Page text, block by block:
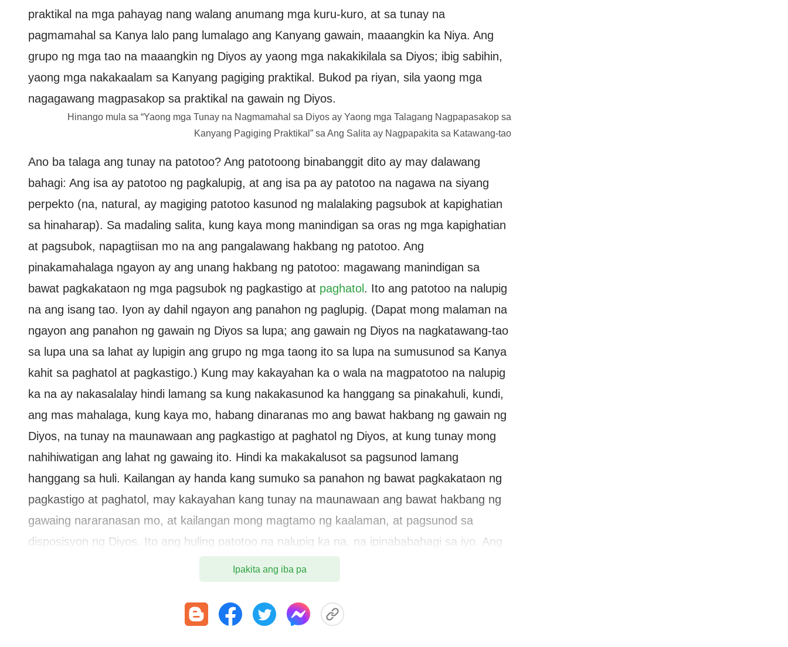
praktikal na mga pahayag nang walang anumang mga kuru-kuro, at sa tunay na
pagmamahal sa Kanya lalo pang lumalago ang Kanyang gawain, maaangkin ka Niya. Ang
grupo ng mga tao na maaangkin ng Diyos ay yaong mga nakakikilala sa Diyos; ibig sabihin,
yaong mga nakakaalam sa Kanyang pagiging praktikal. Bukod pa riyan, sila yaong mga
nagagawang magpasakop sa praktikal na gawain ng Diyos.
Hinango mula sa “Yaong mga Tunay na Nagmamahal sa Diyos ay Yaong mga Talagang Nagpapasakop sa
Kanyang Pagiging Praktikal” sa Ang Salita ay Nagpapakita sa Katawang-tao
Ano ba talaga ang tunay na patotoo? Ang patotoong binabanggit dito ay may dalawang
bahagi: Ang isa ay patotoo ng pagkalupig, at ang isa pa ay patotoo na nagawa na siyang
perpekto (na, natural, ay magiging patotoo kasunod ng malalaking pagsubok at kapighatian
sa hinaharap). Sa madaling salita, kung kaya mong manindigan sa oras ng mga kapighatian
at pagsubok, napagtiisan mo na ang pangalawang hakbang ng patotoo. Ang
pinakamahalaga ngayon ay ang unang hakbang ng patotoo: magawang manindigan sa
bawat pagkakataon ng mga pagsubok ng pagkastigo at paghatol . Ito ang patotoo na nalupig
na ang isang tao. Iyon ay dahil ngayon ang panahon ng paglupig. (Dapat mong malaman na
ngayon ang panahon ng gawain ng Diyos sa lupa; ang gawain ng Diyos na nagkatawang-tao
sa lupa una sa lahat ay lupigin ang grupo ng mga taong ito sa lupa na sumusunod sa Kanya
kahit sa paghatol at pagkastigo.) Kung may kakayahan ka o wala na magpatotoo na nalupig
ka na ay nakasalalay hindi lamang sa kung nakakasunod ka hanggang sa pinakahuli, kundi,
ang mas mahalaga, kung kaya mo, habang dinaranas mo ang bawat hakbang ng gawain ng
Diyos, na tunay na maunawaan ang pagkastigo at paghatol ng Diyos, at kung tunay mong
nahihiwatigan ang lahat ng gawaing ito. Hindi ka makakalusot sa pagsunod lamang
hanggang sa huli. Kailangan ay handa kang sumuko sa panahon ng bawat pagkakataon ng
pagkastigo at paghatol, may kakayahan kang tunay na maunawaan ang bawat hakbang ng
gawaing nararanasan mo, at kailangan mong magtamo ng kaalaman, at pagsunod sa
disposisyon ng Diyos. Ito ang huling patotoo na nalupig ka na, na ipinababahagi sa iyo. Ang
patotoo na nalupig ka na ay tumutukoy una sa lahat sa iyong kaalaman tungkol sa
pagkakatawang-tao ng Diyos. Ang mahalaga, ang hakbang na ito ng patotoo ay sa
pagkakatawang-tao ng Diyos. Hindi mahalaga kung ano ang iyong ginagawa o sinasabi sa
harap ng mga tao sa mundo o yaong mga may kapangyarihan; ang pinakamahalaga sa
Ipakita ang iba pa